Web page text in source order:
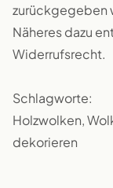
zurückgegeben
Näheres dazu
Widerrufsrecht.
Schlagworte:
Holzwolken,
dekorieren